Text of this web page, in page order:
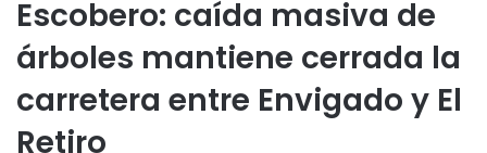
Escobero: caída masiva de
árboles mantiene cerrada la
carretera entre Envigado y El
Retiro